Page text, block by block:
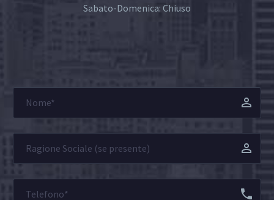
Sabato-Domenica: Chiuso